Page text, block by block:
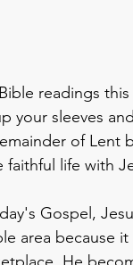
readings
your sleeves
of Lent
faithful life with
Gospel,
area because